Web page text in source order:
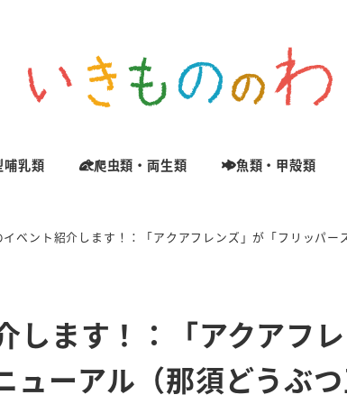
哺乳類 爬虫類・両生類 魚類・甲殻類
ベント紹介します！：「アクアフレンズ」が「フリッパー
ます！：「アクアフレ
ーアル（那須どうぶつ